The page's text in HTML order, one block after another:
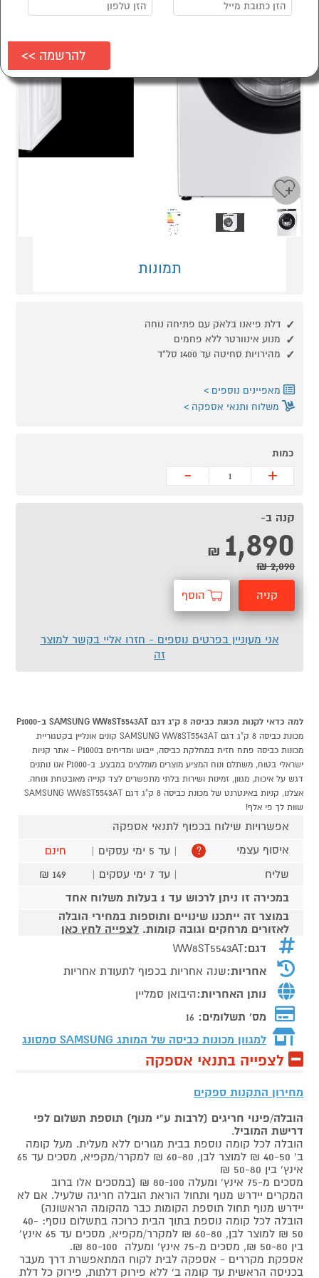
תמונות
דלת פיאנו בלאק עם פתיחה נוחה
מנוע אינוורטר ללא פחמים
מהירויות סחיטה עד 1400 סל"ד
מאפיינים נוספים
משלוח ותנאי אספקה
כמות
+
-
קנה ב-
1,890
₪
2,090 ₪
קניה הוסף
אני מעוניין בפרטים נוספים - חזרו אליי בקשר למוצר
זה
למה כדאי לקנות מכונת כביסה 8 ק"ג דגם SAMSUNG WW8ST5543AT ב-P1000
מכונת כביסה 8 ק"ג דגם SAMSUNG WW8ST5543AT קונים אונליין בקטגוריית
מכונות כביסה פתח חזית במחלקת כביסה, ייבוש ומדיחים בP1000 - אתר קניות
ישראלי בטוח, משתלם ונוח המציע מוצרים מומלצים במבצע. ב-P1000 אנו נותנים
דגש על איכות, מגוון, זמינות ושירות בלתי מתפשרים לצד קנייה מאובטחת ונוחה.
אצלנו, קניות באינטרנט של מכונת כביסה 8 ק"ג דגם SAMSUNG WW8ST5543AT
שוות לך פי אלף!
אפשרויות שילוח בכפוף לתנאי אספקה
איסוף עצמי
? | עד 5 ימי עסקים |
חינם
שליח
| עד 7 ימי עסקים |
149 ₪
במכירה זו ניתן לרכוש עד 1 בעלות משלוח אחד
במוצר זה ייתכנו שינויים ותוספות במחירי הובלה
לאזורים מרחקים וגובה קומות. לצפייה לחץ כאן
דגם:WW8ST5543AT
אחריות:שנה אחריות בכפוף לתעודת אחריות
נותן האחריות:היבואן סמליין
מס' תשלומים: 16
למגוון מכונות כביסה של המותג SAMSUNG סמסונג
לצפייה בתנאי אספקה
מחירון התקנות ספקים
הובלה/פינוי חריגים (לרבות ע"י מנוף) תוספת תשלום לפי
דרישת המוביל.
הובלה לכל קומה נוספת בבית מגורים ללא מעלית. מעל קומה
ב' 40-50 ₪ למוצר לבן, 60-80 ₪ למקרר/מקפיא, מסכים עד 65
אינץ' בין 50-80 ₪
מסכים מ-75 אינץ' ומעלה 80-100 ₪ (במסכים אלו ברוב
המקרים יידרש מנוף ותחול הוראת הובלה חריגה שלעיל. אם לא
יידרש מנוף תחול תוספת הקומות כבר מהקומה הראשונה)
הובלה לכל קומה נוספת בתוך הבית כרוכה בתשלום נוסף: 40-
50 ₪ למוצר לבן, 60-80 ₪ למקרר/מקפיא, מסכים עד 65 אינץ'
בין 50-80 ₪, מסכים מ-75 אינץ' ומעלה 80-100 ₪.
אספקת מקררים - אספקה לבית לקוח המתאפשרת דרך מעבר
בכניסה הראשית עד קומה ב' ללא פירוק דלתות, פירוק כל דלת